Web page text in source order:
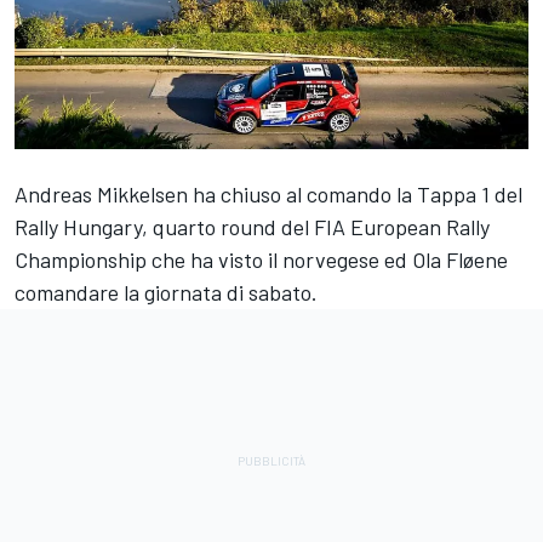
Andreas Mikkelsen ha chiuso al comando la Tappa 1 del
Rally Hungary, quarto round del FIA European Rally
Championship che ha visto il norvegese ed Ola Fløene
comandare la giornata di sabato.